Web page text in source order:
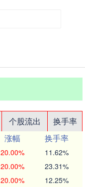
个股流出
换手率
涨幅
换手率
20.00% 11.62%
20.00% 23.31%
20.00% 12.25%